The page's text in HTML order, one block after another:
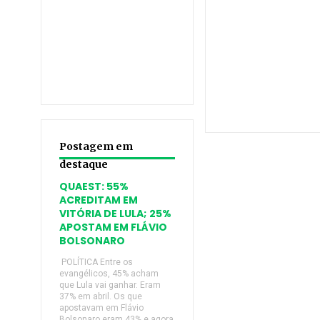
Postagem em
destaque
QUAEST: 55%
ACREDITAM EM
VITÓRIA DE LULA; 25%
APOSTAM EM FLÁVIO
BOLSONARO
POLÍTICA Entre os
evangélicos, 45% acham
que Lula vai ganhar. Eram
37% em abril. Os que
apostavam em Flávio